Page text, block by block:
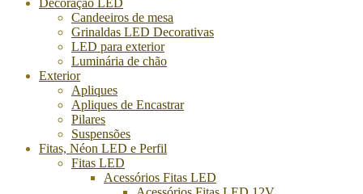
Decoração LED
Candeeiros de mesa
Grinaldas LED Decorativas
LED para exterior
Luminária de chão
Exterior
Apliques
Apliques de Encastrar
Pilares
Suspensões
Fitas, Néon LED e Perfil
Fitas LED
Acessórios Fitas LED